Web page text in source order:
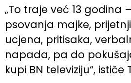
„To traje već 13 godina
psovanja majke,
ucjena, pritisaka,
napada, pa do
kupi BN televiziju“, ističe